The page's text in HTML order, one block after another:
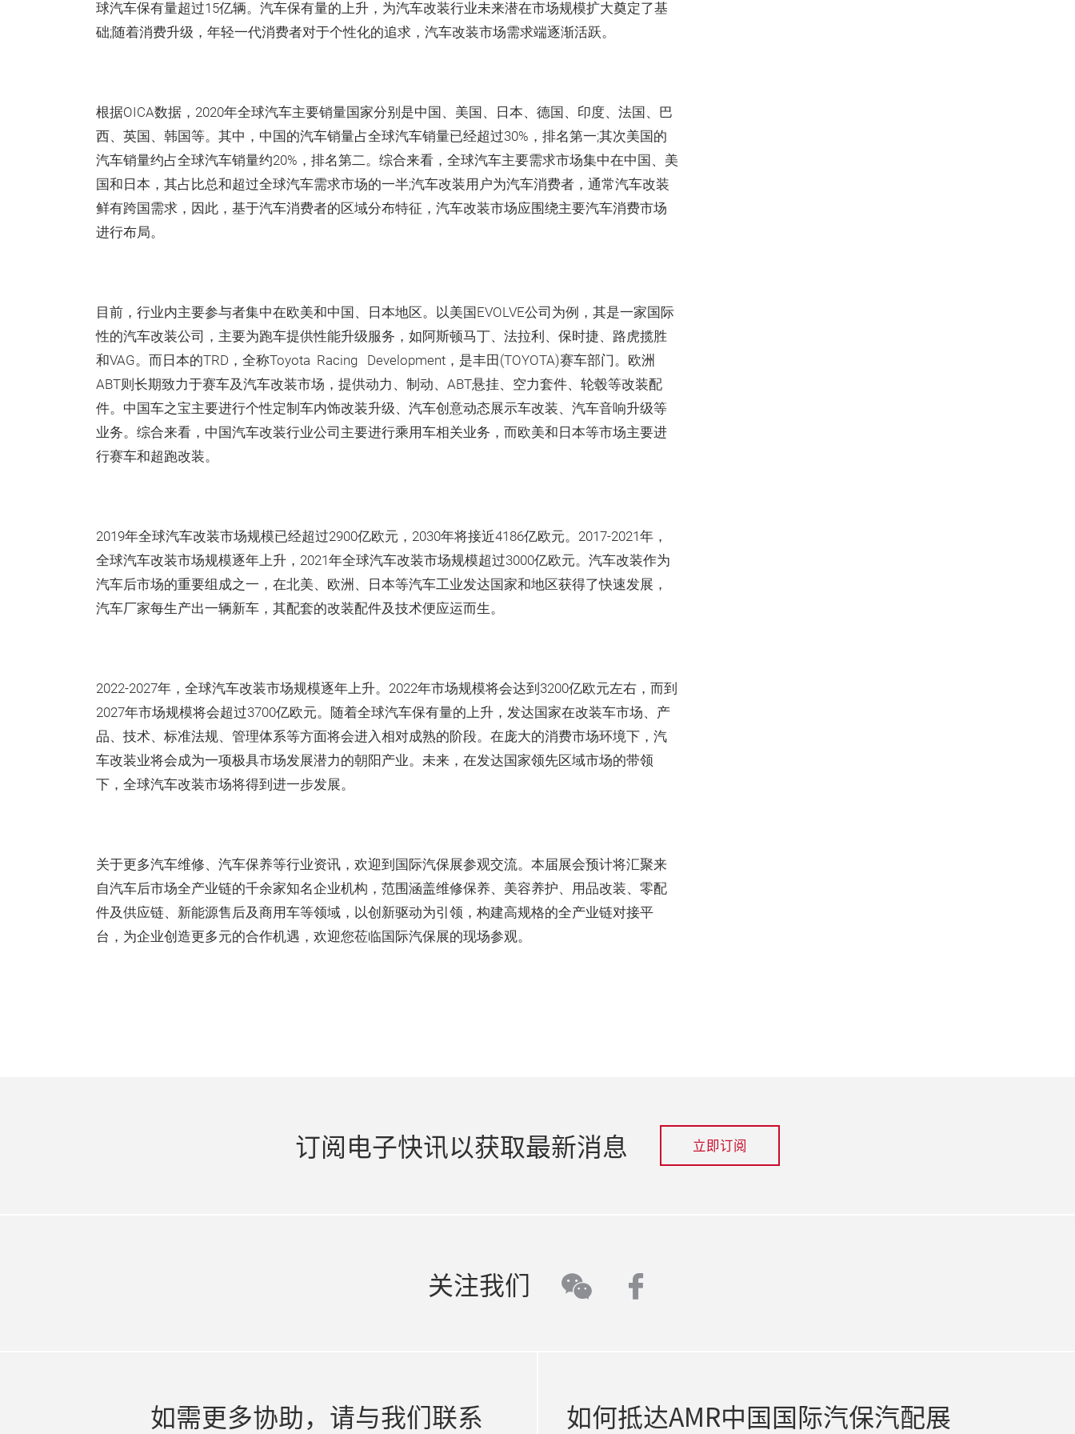
球汽车保有量超过15亿辆。汽车保有量的上升，为汽车改装行业未来潜在市场规模扩大奠定了基
础;随着消费升级，年轻一代消费者对于个性化的追求，汽车改装市场需求端逐渐活跃。
根据OICA数据，2020年全球汽车主要销量国家分别是中国、美国、日本、德国、印度、法国、巴
西、英国、韩国等。其中，中国的汽车销量占全球汽车销量已经超过30%，排名第一;其次美国的
汽车销量约占全球汽车销量约20%，排名第二。综合来看，全球汽车主要需求市场集中在中国、美
国和日本，其占比总和超过全球汽车需求市场的一半;汽车改装用户为汽车消费者，通常汽车改装
鲜有跨国需求，因此，基于汽车消费者的区域分布特征，汽车改装市场应围绕主要汽车消费市场
进行布局。
目前，行业内主要参与者集中在欧美和中国、日本地区。以美国EVOLVE公司为例，其是一家国际
性的汽车改装公司，主要为跑车提供性能升级服务，如阿斯顿马丁、法拉利、保时捷、路虎揽胜
和VAG。而日本的TRD，全称Toyota Racing Development，是丰田(TOYOTA)赛车部门。欧洲
ABT则长期致力于赛车及汽车改装市场，提供动力、制动、ABT悬挂、空力套件、轮毂等改装配
件。中国车之宝主要进行个性定制车内饰改装升级、汽车创意动态展示车改装、汽车音响升级等
业务。综合来看，中国汽车改装行业公司主要进行乘用车相关业务，而欧美和日本等市场主要进
行赛车和超跑改装。
2019年全球汽车改装市场规模已经超过2900亿欧元，2030年将接近4186亿欧元。2017-2021年，
全球汽车改装市场规模逐年上升，2021年全球汽车改装市场规模超过3000亿欧元。汽车改装作为
汽车后市场的重要组成之一，在北美、欧洲、日本等汽车工业发达国家和地区获得了快速发展，
汽车厂家每生产出一辆新车，其配套的改装配件及技术便应运而生。
2022-2027年，全球汽车改装市场规模逐年上升。2022年市场规模将会达到3200亿欧元左右，而到
2027年市场规模将会超过3700亿欧元。随着全球汽车保有量的上升，发达国家在改装车市场、产
品、技术、标准法规、管理体系等方面将会进入相对成熟的阶段。在庞大的消费市场环境下，汽
车改装业将会成为一项极具市场发展潜力的朝阳产业。未来，在发达国家领先区域市场的带领
下，全球汽车改装市场将得到进一步发展。
关于更多汽车维修、汽车保养等行业资讯，欢迎到国际汽保展参观交流。本届展会预计将汇聚来
自汽车后市场全产业链的千余家知名企业机构，范围涵盖维修保养、美容养护、用品改装、零配
件及供应链、新能源售后及商用车等领域，以创新驱动为引领，构建高规格的全产业链对接平
台，为企业创造更多元的合作机遇，欢迎您莅临国际汽保展的现场参观。
订阅电子快讯以获取最新消息 立即订阅
关注我们 wechatfacebook
如需更多协助，请与我们联系 如何抵达AMR中国国际汽保汽配展